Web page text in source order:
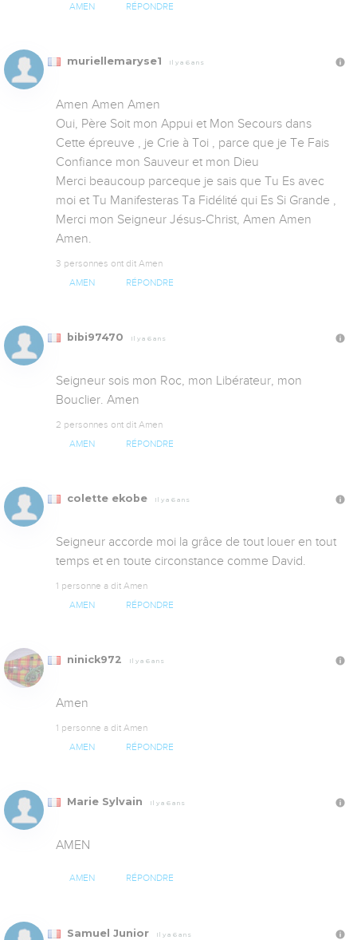
AMEN RÉPONDRE
muriellemaryse1 Il y a 6 ans
Amen Amen Amen
Oui, Père Soit mon Appui et Mon Secours dans
Cette épreuve , je Crie à Toi , parce que je Te Fais
Confiance mon Sauveur et mon Dieu
Merci beaucoup parceque je sais que Tu Es avec
moi et Tu Manifesteras Ta Fidélité qui Es Si Grande ,
Merci mon Seigneur Jésus-Christ, Amen Amen
Amen.
3 personnes ont dit Amen
AMEN RÉPONDRE
bibi97470 Il y a 6 ans
Seigneur sois mon Roc, mon Libérateur, mon
Bouclier. Amen
2 personnes ont dit Amen
AMEN RÉPONDRE
colette ekobe Il y a 6 ans
Seigneur accorde moi la grâce de tout louer en tout
temps et en toute circonstance comme David.
1 personne a dit Amen
AMEN RÉPONDRE
ninick972 Il y a 6 ans
Amen
1 personne a dit Amen
AMEN RÉPONDRE
Marie Sylvain Il y a 6 ans
AMEN
AMEN RÉPONDRE
Samuel Junior Il y a 6 ans